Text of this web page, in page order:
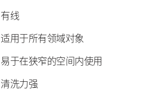
有线
适用于所有领域对象
易于在狭窄的空间内使用
清洗力强